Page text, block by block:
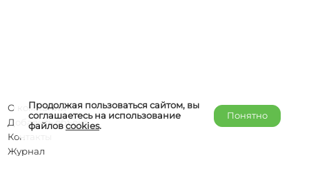
Продолжая пользоваться сайтом, вы
соглашаетесь на использование
файловcookies.
Понятно
О компании
Добавить объект
Контакты
Журнал